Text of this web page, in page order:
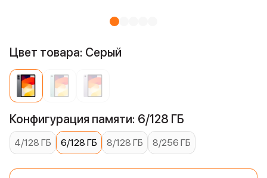
Цвет товара: Серый
Конфигурация памяти: 6/128 ГБ
4/128 ГБ 6/128 ГБ 8/128 ГБ 8/256 ГБ